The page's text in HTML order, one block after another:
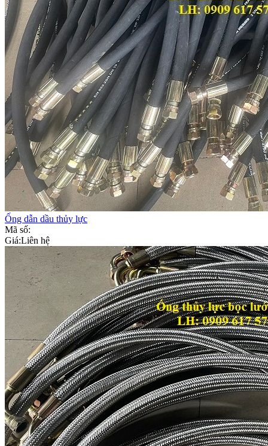
Ống dẫn dầu thủy lực
Mã số:
Giá:Liên hệ